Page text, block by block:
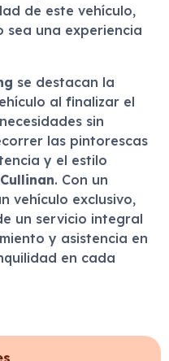
de este vehículo,
una experiencia
se destacan la
al finalizar el
sin
las pintorescas
y el estilo
. Con un
vehículo exclusivo,
un servicio integral
y asistencia en
en cada